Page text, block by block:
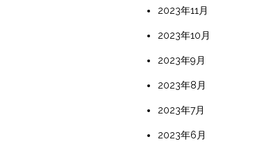
2023年11月
2023年10月
2023年9月
2023年8月
2023年7月
2023年6月